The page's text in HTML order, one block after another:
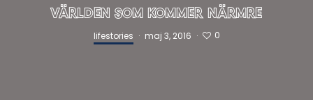
VÄRLDEN SOM KOMMER NÄRMRE
lifestories · maj 3, 2016 · 0